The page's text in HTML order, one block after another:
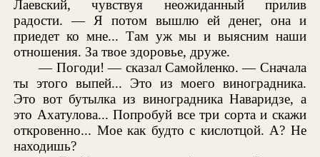
Лаевский, чувствуя неожиданный прилив
радости. — Я потом вышлю ей денег, она и
приедет ко мне... Там уж мы и выясним наши
отношения. За твое здоровье, друже.
— Погоди! — сказал Самойленко. — Сначала
ты этого выпей... Это из моего виноградника.
Это вот бутылка из виноградника Наваридзе, а
это Ахатулова... Попробуй все три сорта и скажи
откровенно... Мое как будто с кислотцой. А? Не
находишь?